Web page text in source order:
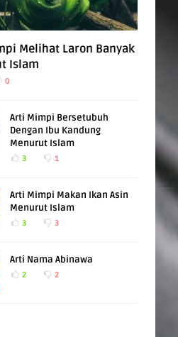
Melihat Laron Banyak
Islam
0
Arti Mimpi Bersetubuh
Dengan Ibu Kandung
Menurut Islam
3 1
Arti Mimpi Makan Ikan Asin
Menurut Islam
3 3
Arti Nama Abinawa
2 2